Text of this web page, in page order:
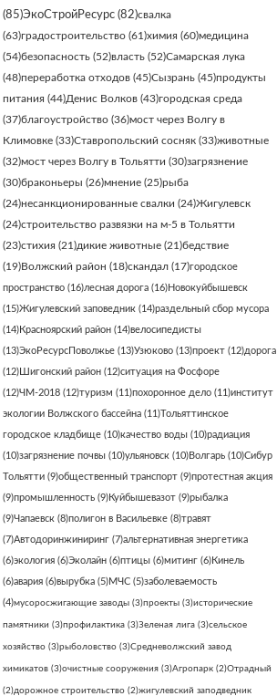
(85)ЭкоСтройРесурс (82)свалка
(63)градостроительство (61)химия (60)медицина
(54)безопасность (52)власть (52)Самарская лука
(48)переработка отходов (45)Сызрань (45)продукты
питания (44)Денис Волков (43)городская среда
(37)благоустройство (36)мост через Волгу в
Климовке (33)Ставропольский сосняк (33)животные
(32)мост через Волгу в Тольятти (30)загрязнение
(30)браконьеры (26)мнение (25)рыба
(24)несанкционированные свалки (24)Жигулевск
(24)строительство развязки на м-5 в Тольятти
(23)стихия (21)дикие животные (21)бедствие
(19)Волжский район (18)скандал (17)городское
пространство (16)лесная дорога (16)Новокуйбышевск
(15)Жигулевский заповедник (14)раздельный сбор мусора
(14)Красноярский район (14)велосипедисты
(13)ЭкоРесурсПоволжье (13)Узюково (13)проект (12)дорога
(12) Шигонский район (12)ситуация на Фосфоре
(12)ЧМ-2018 (12)туризм (11)похоронное дело (11)институт
экологии Волжского бассейна (11)Тольяттинское
городское кладбище (10)качество воды (10)радиация
(10)загрязнение почвы (10)ульяновск (10)Волгарь (10)Сибур
Тольятти (9)общественный транспорт (9)протестная акция
(9)промышленность (9)Куйбышевазот (9)рыбалка
(9)Чапаевск (8)полигон в Васильевке (8)травят
(7)Автодоринжиниринг (7)альтернативная энергетика
(6)экология (6)Эколайн (6)птицы (6)митинг (6)Кинель
(6)авария (6)вырубка (5)МЧС (5)заболеваемость
(4)мусоросжигающие заводы (3)проекты (3)исторические
памятники (3)профилактика (3)Зеленая лига (3)сельское
хозяйство (3)рыболовство (3)Средневолжский завод
химикатов (3)очистные сооружения (3)Агропарк (2)Отрадный
(2)дорожное строительство (2)жигулевский заподведник